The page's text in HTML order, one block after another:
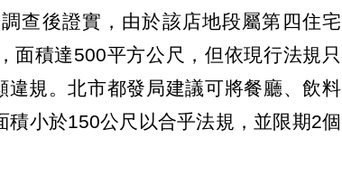
查後證實，由於該店地段屬第四住宅
面積達500平方公尺，但依現行法規只
規。北市都發局建議可將餐廳、飲料
積小於150公尺以合乎法規，並限期2個